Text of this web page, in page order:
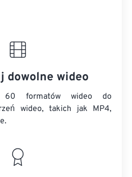
dowolne wideo
60 formatów wideo do
wideo, takich jak MP4,